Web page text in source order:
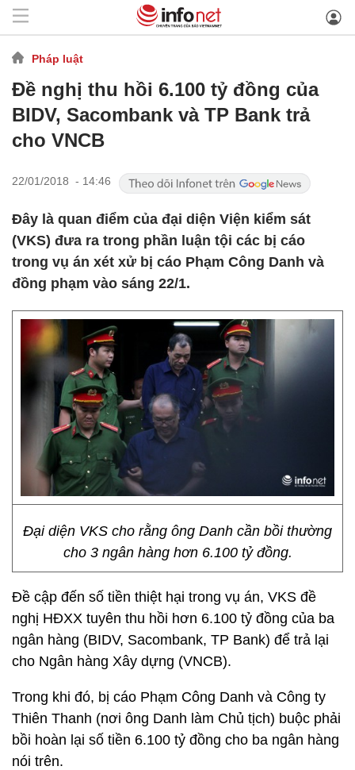
Pháp luật
Đề nghị thu hồi 6.100 tỷ đồng của
BIDV, Sacombank và TP Bank trả
cho VNCB
22/01/2018 - 14:46
Đây là quan điểm của đại diện Viện kiểm sát
(VKS) đưa ra trong phần luận tội các bị cáo
trong vụ án xét xử bị cáo Phạm Công Danh và
đồng phạm vào sáng 22/1.
Đại diện VKS cho rằng ông Danh cần bồi thường
cho 3 ngân hàng hơn 6.100 tỷ đồng.
Đề cập đến số tiền thiệt hại trong vụ án, VKS đề
nghị HĐXX tuyên thu hồi hơn 6.100 tỷ đồng của ba
ngân hàng (BIDV, Sacombank, TP Bank) để trả lại
cho Ngân hàng Xây dựng (VNCB).
Trong khi đó, bị cáo Phạm Công Danh và Công ty
Thiên Thanh (nơi ông Danh làm Chủ tịch) buộc phải
bồi hoàn lại số tiền 6.100 tỷ đồng cho ba ngân hàng
nói trên.